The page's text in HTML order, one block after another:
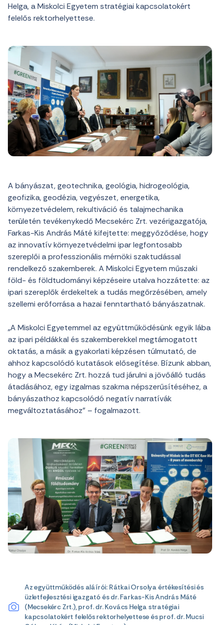
Helga, a Miskolci Egyetem stratégiai kapcsolatokért
felelős rektorhelyettese.
A bányászat, geotechnika, geológia, hidrogeológia,
geofizika, geodézia, vegyészet, energetika,
környezetvédelem, rekultiváció és talajmechanika
területén tevékenykedő Mecsekérc Zrt. vezérigazgatója,
Farkas-Kis András Máté kifejtette: meggyőződése, hogy
az innovatív környezetvédelmi ipar legfontosabb
szereplői a professzionális mérnöki szaktudással
rendelkező szakemberek. A Miskolci Egyetem műszaki
föld- és földtudományi képzéseire utalva hozzátette: az
ipari szereplők érdekeltek a tudás megőrzésében, amely
szellemi erőforrása a hazai fenntartható bányászatnak.
„A Miskolci Egyetemmel az együttműködésünk egyik lába
az ipari példákkal és szakemberekkel megtámogatott
oktatás, a másik a gyakorlati képzésen túlmutató, de
ahhoz kapcsolódó kutatások elősegítése. Bízunk abban,
hogy a Mecsekérc Zrt. hozzá tud járulni a jövőálló tudás
átadásához, egy izgalmas szakma népszerűsítéséhez, a
bányászathoz kapcsolódó negatív narratívák
megváltoztatásához” – fogalmazott.
Az együttműködés aláírói: Rátkai Orsolya értékesítési és
üzletfejlesztési igazgató és dr. Farkas-Kis András Máté
(Mecsekérc Zrt.), prof. dr. Kovács Helga stratégiai
kapcsolatokért felelős rektorhelyettese és prof. dr. Mucsi